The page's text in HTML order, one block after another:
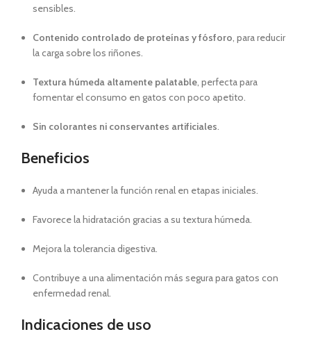
sensibles.
Contenido controlado de proteínas y fósforo, para reducir
la carga sobre los riñones.
Textura húmeda altamente palatable, perfecta para
fomentar el consumo en gatos con poco apetito.
Sin colorantes ni conservantes artificiales.
Beneficios
Ayuda a mantener la función renal en etapas iniciales.
Favorece la hidratación gracias a su textura húmeda.
Mejora la tolerancia digestiva.
Contribuye a una alimentación más segura para gatos con
enfermedad renal.
Indicaciones de uso